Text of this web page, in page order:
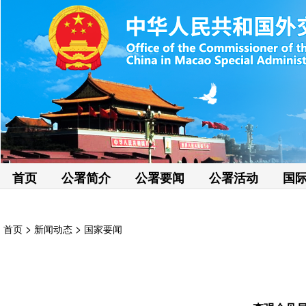
首页 公署简介 公署要闻 公署活动 国
首页 > 新闻动态 > 国家要闻